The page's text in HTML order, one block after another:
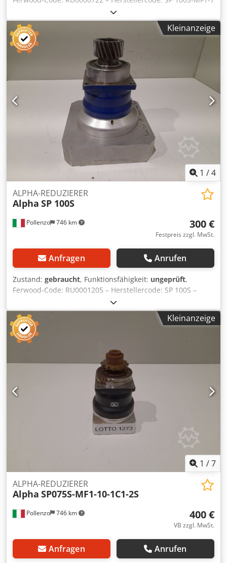
– Zustand: gebraucht – Funktionalität: nicht geprüft – Bei
Interesse bieten wir einen Überarbeitungsservice an,
kontaktieren Sie uns. Crjdpfjv Azigsx Ak Hjf
Kleinanzeige
1 /4
Pollenzo 746 km
ALPHA-REDUZIERER
Alpha SP 100S
300 €
Festpreis zzgl. MwSt.
Anfragen Anrufen
Zustand: gebraucht, Funktionsfähigkeit: ungeprüft,
Ferwood-Code: RU0001205 – Herstellercode: SP 100S –
Zustand: Gebraucht – Funktionalität: Ungeprüft – Bei
Interesse bieten wir einen Überarbeitungsservice an,
kontaktieren Sie uns. Cedsv Du Apopfx Ak HsrfKleinanzeige
1 /7
Pollenzo 746 km
ALPHA-REDUZIERER
Alpha SP075S-MF1-10-1C1-2S
400 €
VB zzgl. MwSt.
Anfragen Anrufen